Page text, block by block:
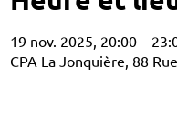
19 nov. 2025, 20:00 –
CPA La Jonquière, 88